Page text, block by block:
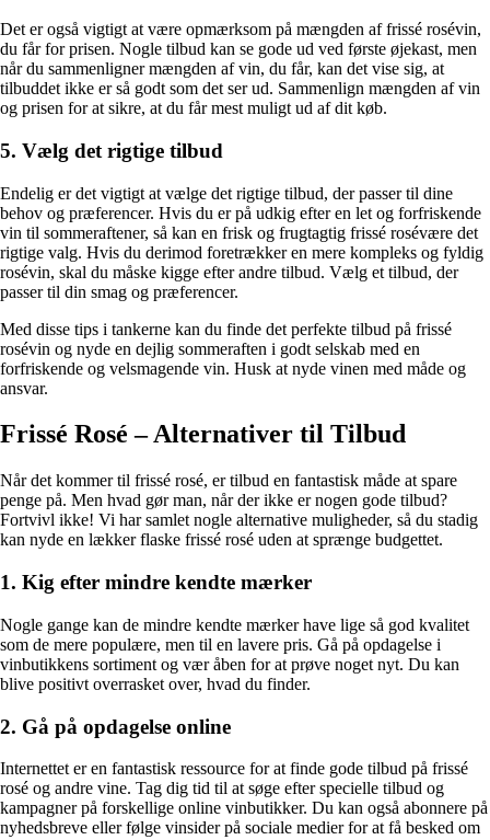
Det er også vigtigt at være opmærksom på mængden af frissé rosévin,
du får for prisen. Nogle tilbud kan se gode ud ved første øjekast, men
når du sammenligner mængden af vin, du får, kan det vise sig, at
tilbuddet ikke er så godt som det ser ud. Sammenlign mængden af vin
og prisen for at sikre, at du får mest muligt ud af dit køb.
5. Vælg det rigtige tilbud
Endelig er det vigtigt at vælge det rigtige tilbud, der passer til dine
behov og præferencer. Hvis du er på udkig efter en let og forfriskende
vin til sommeraftener, så kan en frisk og frugtagtig frissé rosévære det
rigtige valg. Hvis du derimod foretrækker en mere kompleks og fyldig
rosévin, skal du måske kigge efter andre tilbud. Vælg et tilbud, der
passer til din smag og præferencer.
Med disse tips i tankerne kan du finde det perfekte tilbud på frissé
rosévin og nyde en dejlig sommeraften i godt selskab med en
forfriskende og velsmagende vin. Husk at nyde vinen med måde og
ansvar.
Frissé Rosé – Alternativer til Tilbud
Når det kommer til frissé rosé, er tilbud en fantastisk måde at spare
penge på. Men hvad gør man, når der ikke er nogen gode tilbud?
Fortvivl ikke! Vi har samlet nogle alternative muligheder, så du stadig
kan nyde en lækker flaske frissé rosé uden at sprænge budgettet.
1. Kig efter mindre kendte mærker
Nogle gange kan de mindre kendte mærker have lige så god kvalitet
som de mere populære, men til en lavere pris. Gå på opdagelse i
vinbutikkens sortiment og vær åben for at prøve noget nyt. Du kan
blive positivt overrasket over, hvad du finder.
2. Gå på opdagelse online
Internettet er en fantastisk ressource for at finde gode tilbud på frissé
rosé og andre vine. Tag dig tid til at søge efter specielle tilbud og
kampagner på forskellige online vinbutikker. Du kan også abonnere på
nyhedsbreve eller følge vinsider på sociale medier for at få besked om